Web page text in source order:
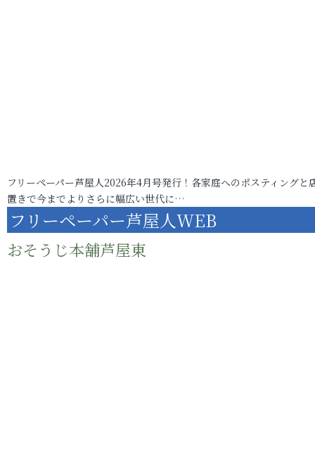
フリーペーパー芦屋人2026年4月号発行！各家庭へのポスティングと
置きで今までよりさらに幅広い世代に…
フリーペーパー芦屋人WEB
おそうじ本舗芦屋東